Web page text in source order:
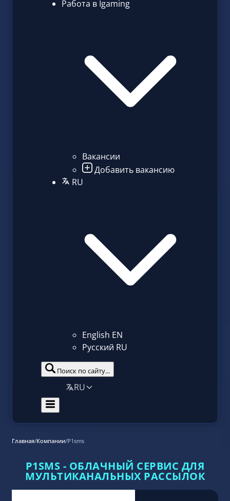
Работа в Igaming
Вакансии
Добавить вакансию
RU
English EN
Русский RU
Поиск по сайту...
RU
Главная/Компании/P1sms
P1SMS - ОБЛАЧНЫЙ СЕРВИС ДЛЯ
МУЛЬТИКАНАЛЬНЫХ РАССЫЛОК